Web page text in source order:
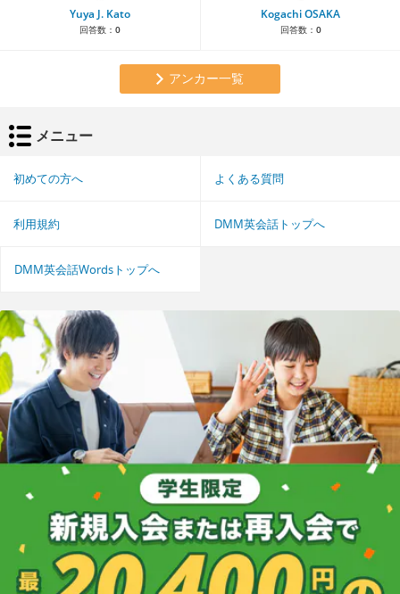
Yuya J. Kato
回答数： 0
Kogachi OSAKA
回答数： 0
アンカー一覧
メニュー
初めての方へ よくある質問
利用規約 DMM英会話トップへ
DMM英会話Wordsトップへ